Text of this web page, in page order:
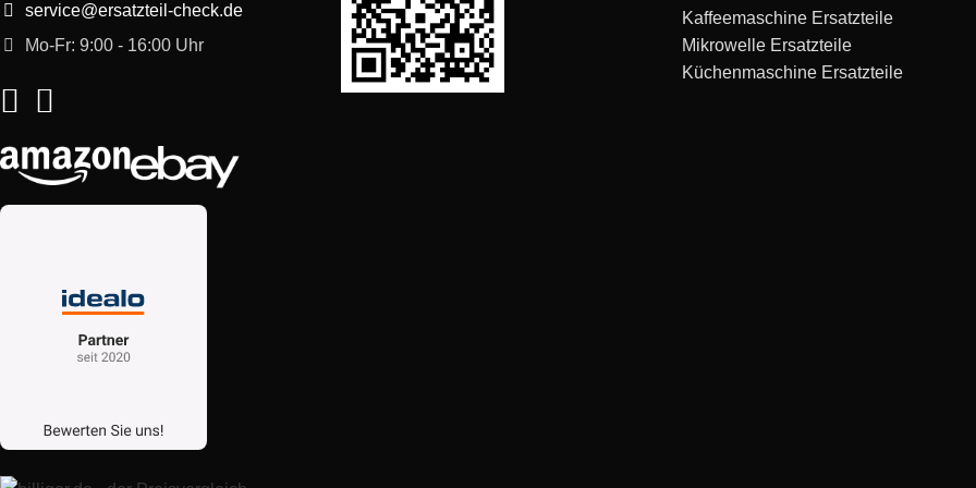
service@ersatzteil-check.de
Mo-Fr: 9:00 - 16:00 Uhr
Kaffeemaschine Ersatzteile
Mikrowelle Ersatzteile
Küchenmaschine Ersatzteile